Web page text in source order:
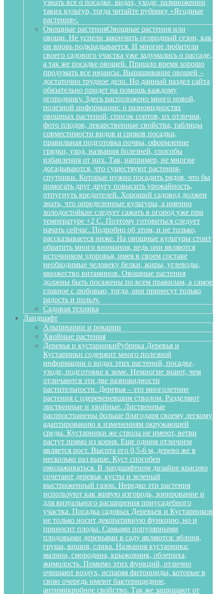
узнать все о посадке, видах, уходе, размножении
таких культур, тогда читайте рубрику «Ягодные
растения».
Овощные растенияОвощные растения или
овощи. Не успели закончить огородный сезон, как
он вновь подкрадывается. И многие любители
своего садового участка уже задумались о рассаде,
а так же посадке овощей. Пришло время хорошо
продумать все нюансы. Выращивание овощей –
достаточно трудное дело. Но данный раздел сайта
обязательно придет на помощь каждому
огороднику. Здесь расположено много новой,
полезной информации: о разновидностях
овощных растений, список сортов, их отличия,
фото плодов, лекарственные свойства, таблицы
совместимости видов и сроков посадки,
правильная подготовка почвы, оформление
грядки, уход, названия болезней, способы
избавления от них. Так, например, не многие
догадываются, что существуют растения-
спутники. Которые нужно посадить рядов, что бы
помогать друг другу повысить урожайность,
отпугнуть вредителей. Хороший садовод должен
знать, что определенные культуры, а именно
холодостойкие следует сажать в огород уже при
температуре +2 С. Поэтому готовиться следует
начать сейчас. Подробно об этом, и не только,
рассказывается ниже. На овощные культуры стоит
обратить много внимания, ведь они являются
источником здоровья, имея в своем составе
необходимые человеку белки, жиры, углеводы,
множество витаминов. Овощные растения
должны быть посажены по всем правилам, а самое
главное с любовью, тогда, они принесут только
радость и пользу.
Садовая техника
Ландшафт
Альпинарии и рокарии
Хвойные растения
Деревья и кустарникиРубрика Деревья и
Кустарники содержит много полезной
информации о видах этих растений, посадке,
уходе, подготовке к зиме. Немногие знают, чем
отличаются эти две разновидности
растительности. Деревья – это многолетние
растения с одеревеневшим стволом. Разделяют
лиственные и хвойные. Лиственные
распространены больше благодаря своему легкому
адаптированию к изменениям окружающей
среды. Кустарники же ствола не имеют, ветви
растут прямо из корня. Еще одним отличием
является рост. Высота его 0,5-6 м, дерево же в
несколько раз выше. Куст способен
омолаживаться. В ландшафтном дизайне красиво
сочетают деревья, кусты и зеленый
выстриженный газон. Нередко эти растения
используют как живую изгородь, зонирование и
для визуального расширения приусадебного
участка. Посадка садовых Деревьев и Кустарников
не только носит декоративную функцию, но и
приносит плоды. Самыми популярными
плодовыми деревьями в саду являются: яблоня,
груша, вишня, слива. Названия кустарника:
малина, смородина, крыжовник, облепиха,
жимолость. Помимо этих функций, отлично
очищают воздух, испаряя фитонциды, которые в
свою очередь имеют бактерицидное,
антимикробное свойство. Так же защищают от